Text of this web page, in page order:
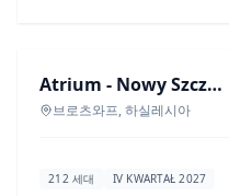
신규 분양 Atrium - Nowy Szczepin
브로츠와프, 하실레시아
212 세대 IV KWARTAŁ 2027